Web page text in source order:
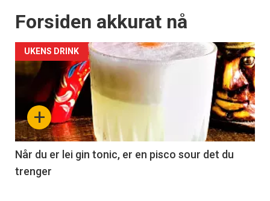
Forsiden akkurat nå
+
UKENS DRINK
Når du er lei gin tonic, er en pisco sour det du
trenger